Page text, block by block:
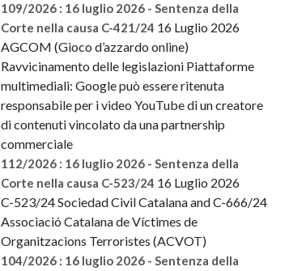
109/2026 : 16 luglio 2026 - Sentenza della
Corte nella causa C-421/24 16 Luglio 2026
AGCOM (Gioco d’azzardo online)
Ravvicinamento delle legislazioni Piattaforme
multimediali: Google può essere ritenuta
responsabile per i video YouTube di un creatore
di contenuti vincolato da una partnership
commerciale
112/2026 : 16 luglio 2026 - Sentenza della
Corte nella causa C-523/24 16 Luglio 2026
C-523/24 Sociedad Civil Catalana and C-666/24
Associació Catalana de Víctimes de
Organitzacions Terroristes (ACVOT)
104/2026 : 16 luglio 2026 - Sentenza della